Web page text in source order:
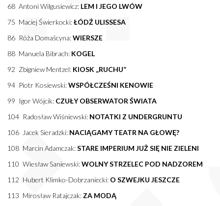
68 Antoni Wilgusiewicz: LEM I JEGO LWÓW
75 Maciej Świerkocki:ŁÓDŹ ULISSESA
86 Róža Domašcyna:WIERSZE
88 Manuela Bibrach: KOGEL
92 Zbigniew Mentzel: KIOSK „RUCHU”
94 Piotr Kosiewski:WSPÓŁCZEŚNI KENOWIE
99 Igor Wójcik: CZUŁY OBSERWATOR ŚWIATA
104 Radosław Wiśniewski: NOTATKI Z UNDERGRUNTU
106 Jacek Sieradzki: NACIĄGAMY TEATR NA GŁOWĘ?
108 Marcin Adamczak:STARE IMPERIUM JUŻ SIĘ NIE ZIELENI
110 Wiesław Saniewski:WOLNY STRZELEC POD NADZOREM
112 Hubert Klimko-Dobrzaniecki: O SZWEJKU JESZCZE
113 Mirosław Ratajczak: ZA MODĄ